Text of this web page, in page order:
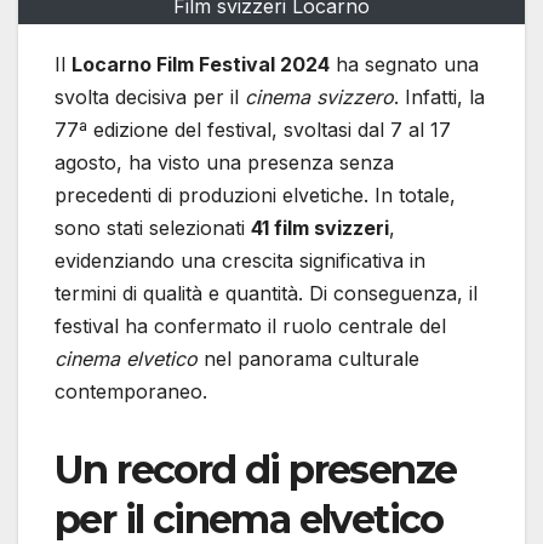
Film svizzeri Locarno
Il Locarno Film Festival 2024 ha segnato una
svolta decisiva per il cinema svizzero. Infatti, la
77ª edizione del festival, svoltasi dal 7 al 17
agosto, ha visto una presenza senza
precedenti di produzioni elvetiche. In totale,
sono stati selezionati 41 film svizzeri,
evidenziando una crescita significativa in
termini di qualità e quantità. Di conseguenza, il
festival ha confermato il ruolo centrale del
cinema elvetico nel panorama culturale
contemporaneo.
Un record di presenze
per il cinema elvetico